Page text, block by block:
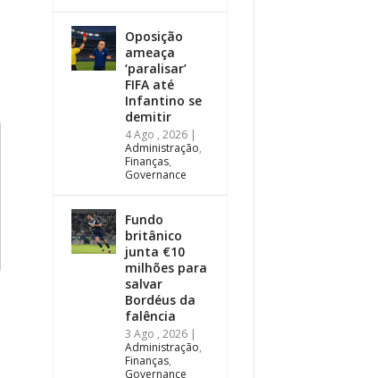
Oposição
ameaça
‘paralisar’
FIFA até
Infantino se
demitir
4 Ago , 2026 |
Administração,
Finanças,
Governance
Fundo
britânico
junta €10
milhões para
salvar
Bordéus da
falência
3 Ago , 2026 |
Administração,
Finanças,
Governance